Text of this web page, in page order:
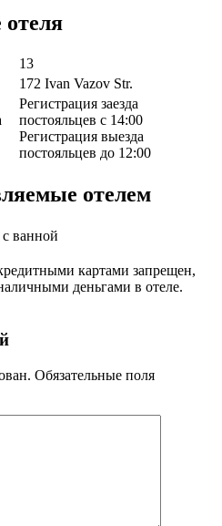
отеля
13
172 Ivan Vazov Str.
Регистрация заезда
постояльцев с 14:00
Регистрация выезда
постояльцев до 12:00
отелем
ванной
картами запрещен,
деньгами в отеле.
Обязательные поля